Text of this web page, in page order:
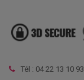
Tél : 04 22 13 10 93